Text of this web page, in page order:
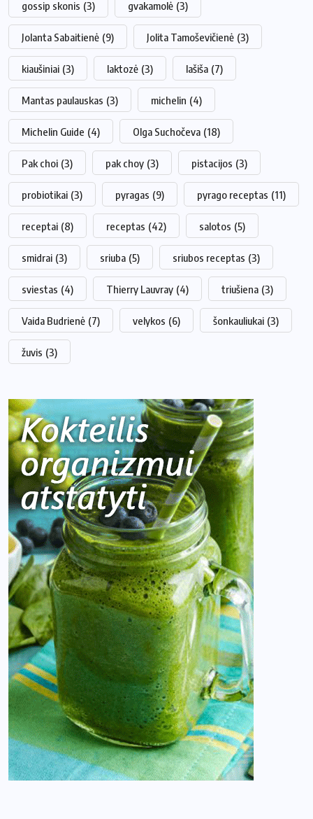
gossip skonis (3) gvakamolė (3)
Jolanta Sabaitienė (9) Jolita Tamoševičienė (3)
kiaušiniai (3) laktozė (3) lašiša (7)
Mantas paulauskas (3) michelin (4)
Michelin Guide (4) Olga Suchočeva (18)
Pak choi (3) pak choy (3) pistacijos (3)
probiotikai (3) pyragas (9) pyrago receptas (11)
receptai (8) receptas (42) salotos (5)
smidrai (3) sriuba (5) sriubos receptas (3)
sviestas (4) Thierry Lauvray (4) triušiena (3)
Vaida Budrienė (7) velykos (6) šonkauliukai (3)
žuvis (3)